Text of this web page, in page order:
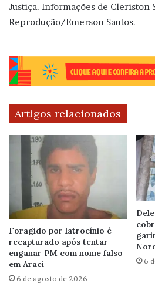
Justiça. Informações de Cleriston
Reprodução/Emerson Santos.
Artigos relacionados
Foragido por latrocínio é
recapturado após tentar
enganar PM com nome falso
em Araci
6 de agosto de 2026
6